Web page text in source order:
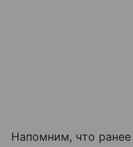
Напомним, что